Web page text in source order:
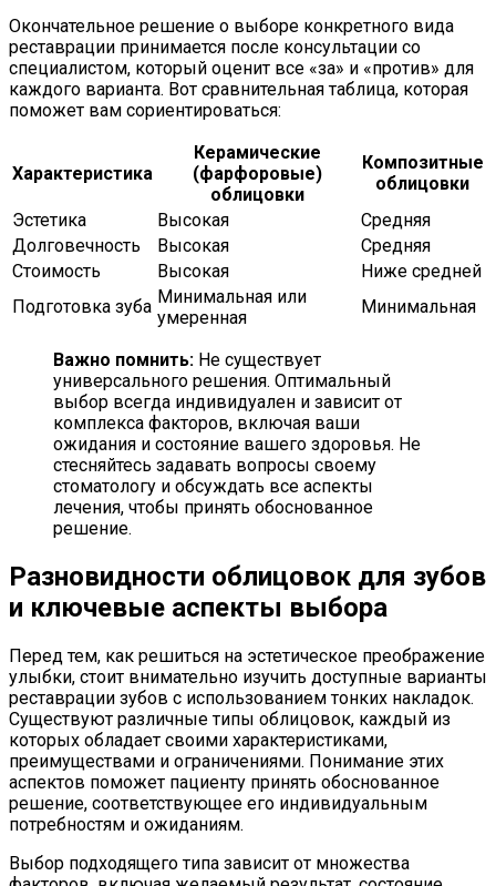
Окончательное решение о выборе конкретного вида
реставрации принимается после консультации со
специалистом, который оценит все «за» и «против» для
каждого варианта. Вот сравнительная таблица, которая
поможет вам сориентироваться:
Характеристика
Керамические
(фарфоровые)
облицовки
Композитные
облицовки
Эстетика
Высокая
Средняя
Долговечность
Высокая
Средняя
Стоимость
Высокая
Ниже средней
Подготовка зуба Минимальная или
умеренная
Минимальная
Важно помнить: Не существует
универсального решения. Оптимальный
выбор всегда индивидуален и зависит от
комплекса факторов, включая ваши
ожидания и состояние вашего здоровья. Не
стесняйтесь задавать вопросы своему
стоматологу и обсуждать все аспекты
лечения, чтобы принять обоснованное
решение.
Разновидности облицовок для зубов
и ключевые аспекты выбора
Перед тем, как решиться на эстетическое преображение
улыбки, стоит внимательно изучить доступные варианты
реставрации зубов с использованием тонких накладок.
Существуют различные типы облицовок, каждый из
которых обладает своими характеристиками,
преимуществами и ограничениями. Понимание этих
аспектов поможет пациенту принять обоснованное
решение, соответствующее его индивидуальным
потребностям и ожиданиям.
Выбор подходящего типа зависит от множества